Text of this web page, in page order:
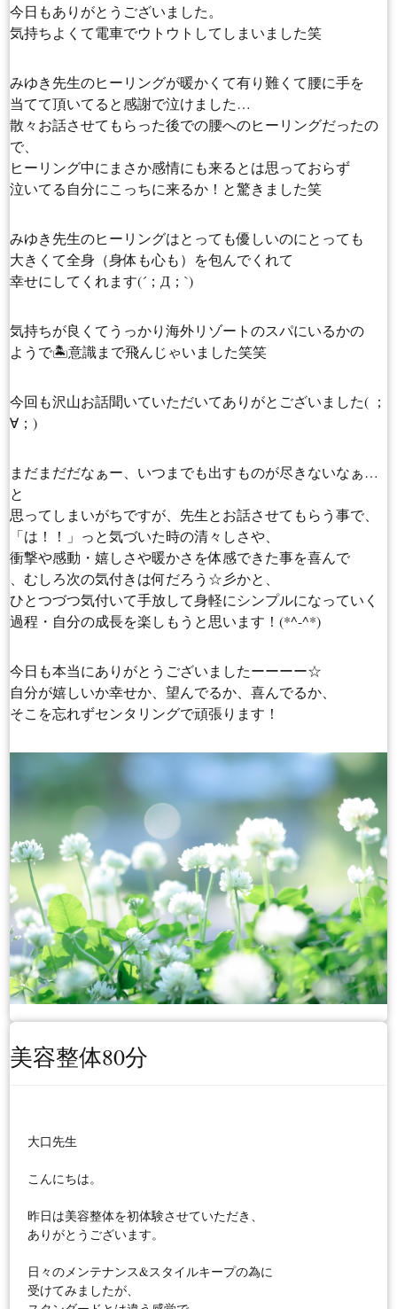
今日もありがとうございました。
気持ちよくて電車でウトウトしてしまいました笑
みゆき先生のヒーリングが暖かくて有り難くて腰に手を
当てて頂いてると感謝で泣けました…
散々お話させてもらった後での腰へのヒーリングだったの
で、
ヒーリング中にまさか感情にも来るとは思っておらず
泣いてる自分にこっちに来るか！と驚きました笑
みゆき先生のヒーリングはとっても優しいのにとっても
大きくて全身（身体も心も）を包んでくれて
幸せにしてくれます(´；Д；`)
気持ちが良くてうっかり海外リゾートのスパにいるかの
ようで🏝意識まで飛んじゃいました笑笑
今回も沢山お話聞いていただいてありがとございました( ；
∀；)
まだまだだなぁー、いつまでも出すものが尽きないなぁ…
と
思ってしまいがちですが、先生とお話させてもらう事で、
「は！！」っと気づいた時の清々しさや、
衝撃や感動・嬉しさや暖かさを体感できた事を喜んで
、むしろ次の気付きは何だろう☆彡かと、
ひとつづつ気付いて手放して身軽にシンプルになっていく
過程・自分の成長を楽しもうと思います！(*^-^*)
今日も本当にありがとうございましたーーーー☆
自分が嬉しいか幸せか、望んでるか、喜んでるか、
そこを忘れずセンタリングで頑張ります！
美容整体80分
大口先生
こんにちは。
昨日は美容整体を初体験させていただき、
ありがとうございます。
日々のメンテナンス&スタイルキープの為に
受けてみましたが、